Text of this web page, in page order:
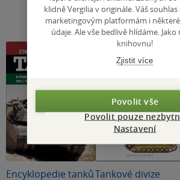
Encyklopedie tankůTankové divize
klidně Vergilia v originále. Váš
marketingovým platformám i
údaje. Ale vše bedlivě hlídáme.
knihovnu!
Zjistit více
Povolit vše
Povolit pouze
Nastavení